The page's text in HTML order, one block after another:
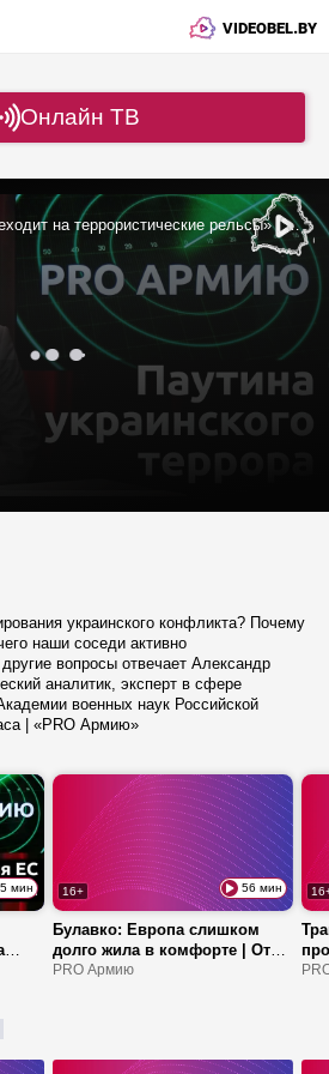
VIDEOBEL.BY
Онлайн ТВ
«Военная машина ВСУ переходит на террористические рельсы» | Чем ответит Россия на провокации? | В Европе и США могут вернуть обязательный призыв?
украинского конфликта? Почему
наши соседи активно
вопросы отвечает Александр
аналитик, эксперт в сфере
военных наук Российской
| «PRO Армию»
мин 16+ 56 мин
Булавко: Европа слишком
долго жила в комфорте | От
кого защищаются в НАТО? |
PRO Армию